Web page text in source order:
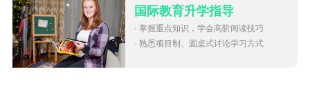
国际教育升学指导
· 掌握重点知识，学会高阶阅读技巧
· 熟悉项目制、圆桌式讨论学习方式